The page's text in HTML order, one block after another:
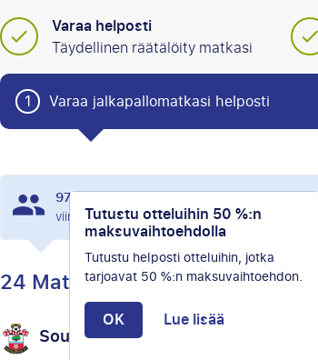
Varaa helposti
Täydellinen räätälöity matkasi
1 Varaa jalkapallomatkasi helposti
97Ihmiset ovat tarkastelleet
viimeisten 24 tunnin aikana.
24 Matkat
Southampton FC Valitse
Tutustu otteluihin 50 %:n
maksuvaihtoehdolla
Tutustu helposti otteluihin, jotka
tarjoavat 50 %:n maksuvaihtoehdon.
OK Lue lisää